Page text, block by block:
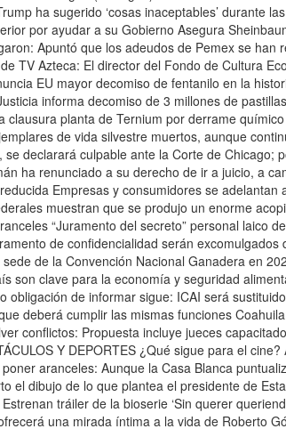
ha sugerido ‘cosas inaceptables’ durante
por ayudar a su Gobierno Asegura
Apuntó que los adeudos de Pemex se han
TV Azteca: El director del Fondo de Cultura
EU mayor decomiso de fentanilo en la
informa decomiso de 3 millones de
clausura planta de Ternium por derrame
de vida silvestre muertos, aunque
se declarará culpable ante la Corte de Chicago;
ha renunciado a su derecho de ir a juicio, a
Empresas y consumidores se adelantan
muestran que se produjo un enorme
“Juramento del secreto” personal laico
de confidencialidad serán excomulgados
de la Convención Nacional Ganadera en
son clave para la economía y seguridad
obligación de informar sigue: ICAI será
deberá cumplir las mismas funciones
conflictos: Propuesta incluye jueces
Y DEPORTES ¿Qué sigue para el
aranceles: Aunque la Casa Blanca
el dibujo de lo que plantea el presidente de
tráiler de la bioserie ‘Sin querer
una mirada íntima a la vida de Roberto